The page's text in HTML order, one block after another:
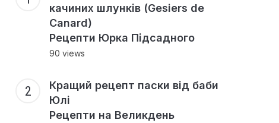
качиних шлунків (Gesiers de
Canard)
Рецепти Юрка Підсадного
90 views
Кращий рецепт паски від баби
Юлі
Рецепти на Великдень